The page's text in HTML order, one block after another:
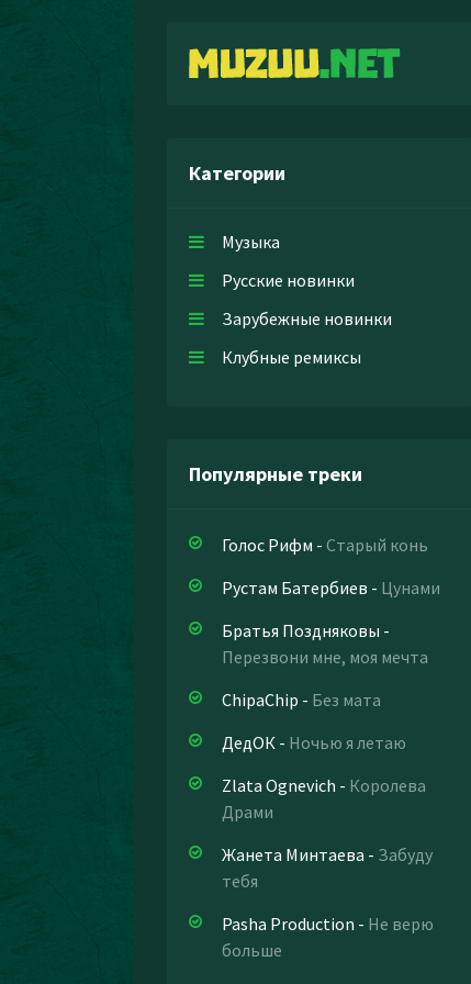
Категории
Музыка
Русские новинки
Зарубежные новинки
Клубные ремиксы
Популярные треки
Голос Рифм - Старый конь
Рустам Батербиев - Цунами
Братья Поздняковы -
Перезвони мне, моя мечта
ChipaChip - Без мата
ДедОК - Ночью я летаю
Zlata Ognevich - Королева
Драми
Жанета Минтаева - Забуду
тебя
Pasha Production - Не верю
больше